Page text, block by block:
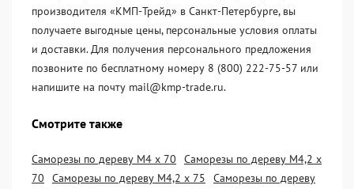
производителя «KМП-Трейд» в Санкт-Петербурге, вы
получаете выгодные цены, персональные условия оплаты
и доставки. Для получения персонального предложения
позвоните по бесплатному номеру 8 (800) 222-75-57 или
напишите на почту mail@kmp-trade.ru.
Смотрите также
Саморезы по дереву М4 х 70
Саморезы по дереву М4,2 х
70
Саморезы по дереву М4,2 х 75
Саморезы по дереву